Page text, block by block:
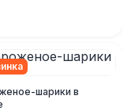
шарики в